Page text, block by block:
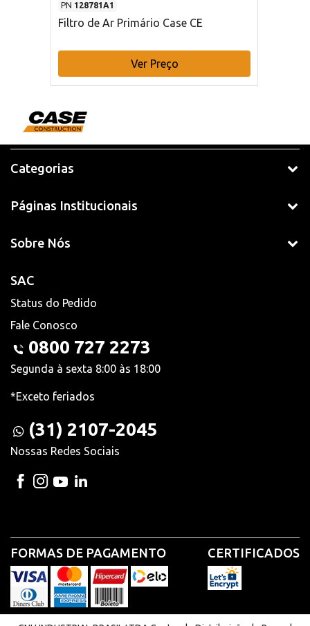
PN 128781A1
Filtro de Ar Primário Case CE
Ver Preço
Categorias
Páginas Institucionais
Sobre Nós
SAC
Status do Pedido
Fale Conosco
0800 727 2273
Segunda à sexta 8:00 às 18:00
*Exceto feriados
(31) 2107-2045
Nossas Redes Sociais
FORMAS DE PAGAMENTO CERTIFICADOS